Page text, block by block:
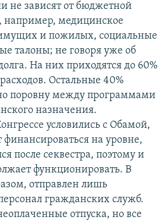
зависят от бюджетной
например, медицинское
и пожилых, социальные
талоны; не говоря уже об
На них приходятся до 60%
Остальные 40%
поровну между программами
назначения.
условились с Обамой,
финансироваться на уровне,
после секвестра, поэтому и
функционировать. В
отправлен лишь
гражданских служб.
отпуска, но все